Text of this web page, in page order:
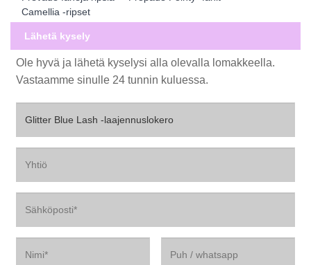
Camellia -ripset
Lähetä kysely
Ole hyvä ja lähetä kyselysi alla olevalla lomakkeella.
Vastaamme sinulle 24 tunnin kuluessa.